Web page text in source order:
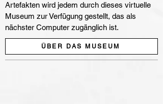
Artefakten wird jedem durch dieses virtuelle
Museum zur Verfügung gestellt, das als
nächster Computer zugänglich ist.
ÜBER DAS MUSEUM